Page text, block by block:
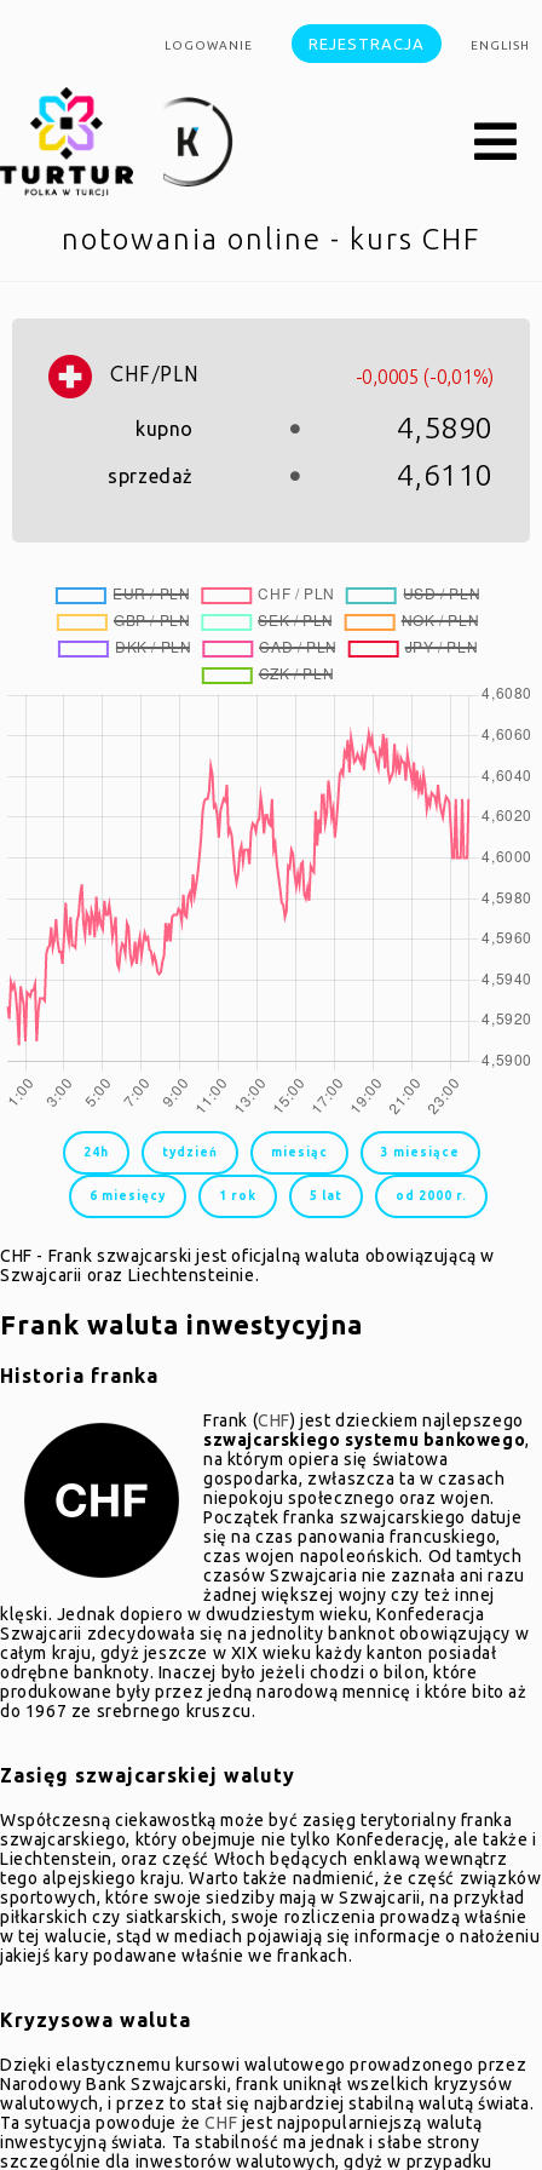
LOGOWANIE REJESTRACJA ENGLISH
notowania online - kurs CHF
CHF/PLN -0,0005 (-0,01%)
kupno 4,5890
sprzedaż 4,6110
24h tydzień miesiąc 3 miesiące
6 miesięcy 1 rok 5 lat od 2000 r.
CHF - Frank szwajcarski jest oficjalną waluta obowiązującą w
Szwajcarii oraz Liechtensteinie.
Frank waluta inwestycyjna
Historia franka
Frank (CHF) jest dzieckiem najlepszego
szwajcarskiego systemu bankowego,
na którym opiera się światowa
gospodarka, zwłaszcza ta w czasach
niepokoju społecznego oraz wojen.
Początek franka szwajcarskiego datuje
się na czas panowania francuskiego,
czas wojen napoleońskich. Od tamtych
czasów Szwajcaria nie zaznała ani razu
żadnej większej wojny czy też innej
klęski. Jednak dopiero w dwudziestym wieku, Konfederacja
Szwajcarii zdecydowała się na jednolity banknot obowiązujący w
całym kraju, gdyż jeszcze w XIX wieku każdy kanton posiadał
odrębne banknoty. Inaczej było jeżeli chodzi o bilon, które
produkowane były przez jedną narodową mennicę i które bito aż
do 1967 ze srebrnego kruszcu.
Zasięg szwajcarskiej waluty
Współczesną ciekawostką może być zasięg terytorialny franka
szwajcarskiego, który obejmuje nie tylko Konfederację, ale także i
Liechtenstein, oraz część Włoch będących enklawą wewnątrz
tego alpejskiego kraju. Warto także nadmienić, że część związków
sportowych, które swoje siedziby mają w Szwajcarii, na przykład
piłkarskich czy siatkarskich, swoje rozliczenia prowadzą właśnie
w tej walucie, stąd w mediach pojawiają się informacje o nałożeniu
jakiejś kary podawane właśnie we frankach.
Kryzysowa waluta
Dzięki elastycznemu kursowi walutowego prowadzonego przez
Narodowy Bank Szwajcarski, frank uniknął wszelkich kryzysów
walutowych, i przez to stał się najbardziej stabilną walutą świata.
Ta sytuacja powoduje żeCHF jest najpopularniejszą walutą
inwestycyjną świata. Ta stabilność ma jednak i słabe strony
szczególnie dla inwestorów walutowych, gdyż w przypadku